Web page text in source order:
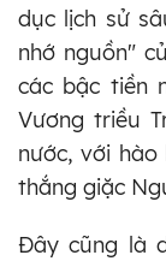
dục lịch sử
nhớ nguồn"
các bậc tiền
Vương triều
nước, với
thắng giặc
Đây cũng là